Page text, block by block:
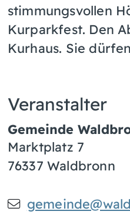
stimmungsvollen
Kurparkfest. Den
Kurhaus. Sie
Veranstalter
Gemeinde
Marktplatz 7
76337 Waldbronn